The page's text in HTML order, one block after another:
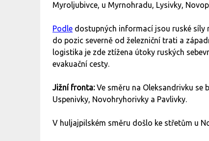
Myroljubivce, u Myrnohradu, Lysivky,
Podle dostupných informací jsou ruské síly
do pozic severně od železniční trati a
logistika je zde ztížena útoky ruských
evakuační cesty.
Jižní fronta:Ve směru na Oleksandrivku se
Uspenivky, Novohryhorivky a Pavlivky.
V huljajpilském směru došlo ke střetům u